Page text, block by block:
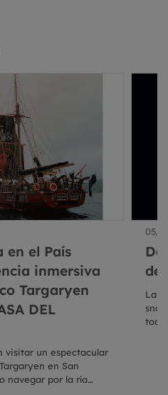
en el País
inmersiva
Targaryen
DEL
visitar un espectacular
en San
navegar por la ría
05/
Las
toda